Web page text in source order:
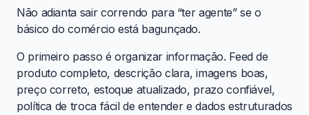
Não adianta sair correndo para “ter agente” se o
básico do comércio está bagunçado.
O primeiro passo é organizar informação. Feed de
produto completo, descrição clara, imagens boas,
preço correto, estoque atualizado, prazo confiável,
política de troca fácil de entender e dados estruturados